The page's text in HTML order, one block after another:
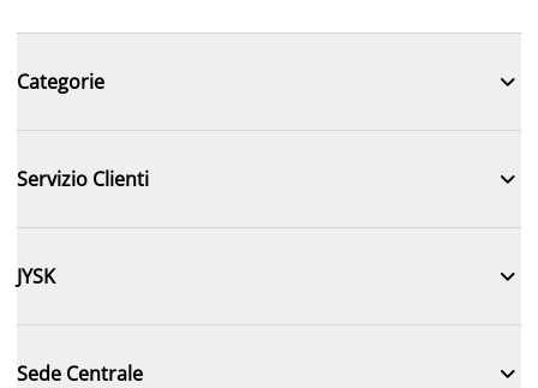
Categorie 
Servizio Clienti 
JYSK 
Sede Centrale 